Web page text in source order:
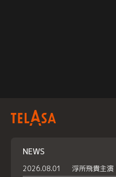
NEWS
2026.08.01